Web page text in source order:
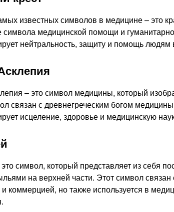
известных символов в медицине – это
символа медицинской помощи и
нейтральность, защиту и помощь людям
– это символ медицины, который
связан с древнегреческим богом
исцеление, здоровье и медицинскую
символ, который представляет из себя
на верхней части. Этот символ
и коммерцией, но также используется в